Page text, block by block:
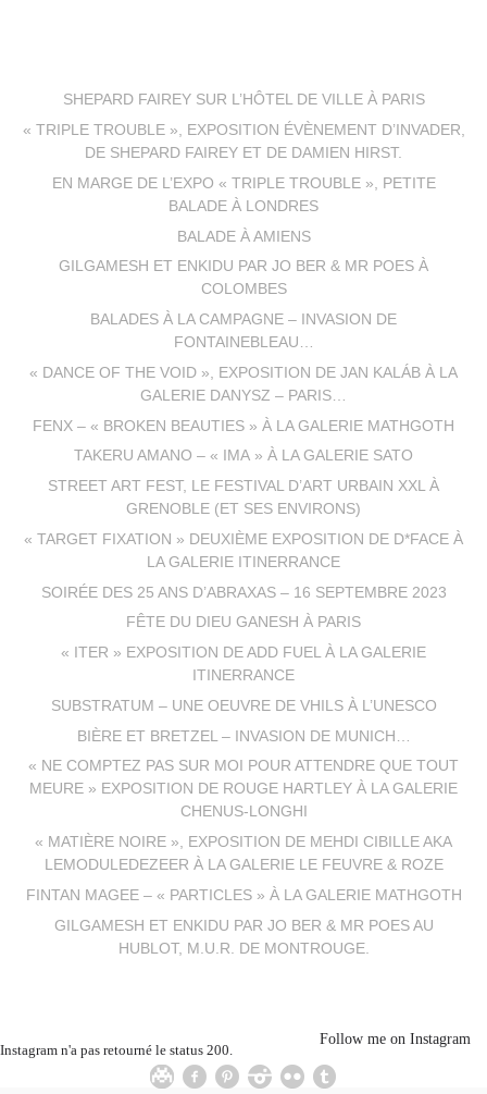
SHEPARD FAIREY SUR L’HÔTEL DE VILLE À PARIS
« TRIPLE TROUBLE », EXPOSITION ÉVÈNEMENT D’INVADER,
DE SHEPARD FAIREY ET DE DAMIEN HIRST.
EN MARGE DE L’EXPO « TRIPLE TROUBLE », PETITE
BALADE À LONDRES
BALADE À AMIENS
GILGAMESH ET ENKIDU PAR JO BER & MR POES À
COLOMBES
BALADES À LA CAMPAGNE – INVASION DE
FONTAINEBLEAU…
« DANCE OF THE VOID », EXPOSITION DE JAN KALÁB À LA
GALERIE DANYSZ – PARIS…
FENX – « BROKEN BEAUTIES » À LA GALERIE MATHGOTH
TAKERU AMANO – « IMA » À LA GALERIE SATO
STREET ART FEST, LE FESTIVAL D’ART URBAIN XXL À
GRENOBLE (ET SES ENVIRONS)
« TARGET FIXATION » DEUXIÈME EXPOSITION DE D*FACE À
LA GALERIE ITINERRANCE
SOIRÉE DES 25 ANS D’ABRAXAS – 16 SEPTEMBRE 2023
FÊTE DU DIEU GANESH À PARIS
« ITER » EXPOSITION DE ADD FUEL À LA GALERIE
ITINERRANCE
SUBSTRATUM – UNE OEUVRE DE VHILS À L’UNESCO
BIÈRE ET BRETZEL – INVASION DE MUNICH…
« NE COMPTEZ PAS SUR MOI POUR ATTENDRE QUE TOUT
MEURE » EXPOSITION DE ROUGE HARTLEY À LA GALERIE
CHENUS-LONGHI
« MATIÈRE NOIRE », EXPOSITION DE MEHDI CIBILLE AKA
LEMODULEDEZEER À LA GALERIE LE FEUVRE & ROZE
FINTAN MAGEE – « PARTICLES » À LA GALERIE MATHGOTH
GILGAMESH ET ENKIDU PAR JO BER & MR POES AU
HUBLOT, M.U.R. DE MONTROUGE.
Instagram n'a pas retourné le status 200.
Follow me on Instagram